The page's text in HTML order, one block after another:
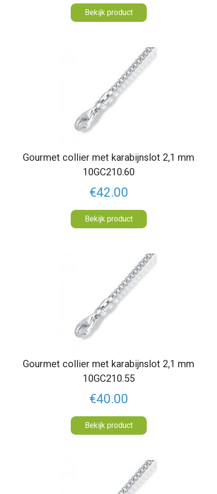
Bekijk product
Gourmet collier met karabijnslot 2,1 mm
10GC210.60
€42.00
Bekijk product
Gourmet collier met karabijnslot 2,1 mm
10GC210.55
€40.00
Bekijk product